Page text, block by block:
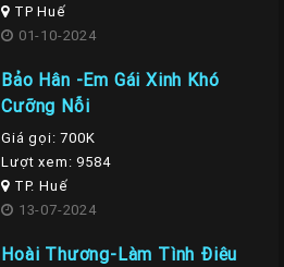
TP Huế
01-10-2024
Bảo Hân -Em Gái Xinh Khó
Cưỡng Nỗi
Giá gọi: 700K
Lượt xem: 9584
TP. Huế
13-07-2024
Hoài Thương-Làm Tình Điêu